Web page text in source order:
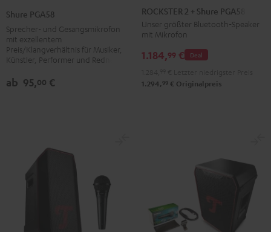
PGA58
Schwarz
Shure PGA58
Sprecher- und Gesangsmikrofon
mit exzellentem
Preis/Klangverhältnis für Musiker,
Künstler, Performer und Redner
ab 95,00 €
2
+
Shure
PGA58
ROCKSTER 2 + Shure PGA58
Unser größter Bluetooth-Speaker
mit Mikrofon
Deal
1.184,99 €
1.294, 99 € Originalpreis